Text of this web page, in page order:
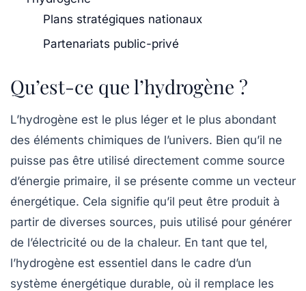
Plans stratégiques nationaux
Partenariats public-privé
Qu’est-ce que l’hydrogène ?
L’hydrogène est le plus léger et le plus abondant
des éléments chimiques de l’univers. Bien qu’il ne
puisse pas être utilisé directement comme source
d’énergie primaire, il se présente comme un vecteur
énergétique. Cela signifie qu’il peut être produit à
partir de diverses sources, puis utilisé pour générer
de l’électricité ou de la chaleur. En tant que tel,
l’hydrogène est essentiel dans le cadre d’un
système énergétique durable, où il remplace les